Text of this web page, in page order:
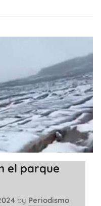
el parque
by Periodismo